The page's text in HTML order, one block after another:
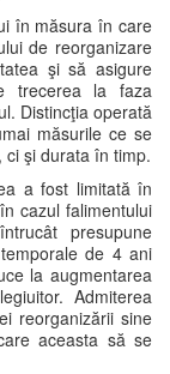
în măsura în care
de reorganizare
şi să asigure
trecerea la faza
Distincţia operată
măsurile ce se
şi durata în timp.
a fost limitată în
cazul falimentului
presupune
de 4 ani
la augmentarea
Admiterea
reorganizării sine
aceasta să se